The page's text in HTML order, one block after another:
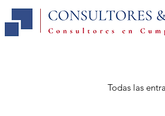
Todas las